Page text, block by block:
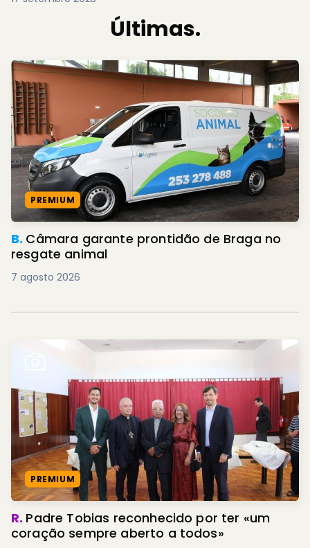
Últimas.
PREMIUM
B. Câmara garante prontidão de Braga no
resgate animal
7 agosto 2026
PREMIUM
R. Padre Tobias reconhecido por ter «um
coração sempre aberto a todos»